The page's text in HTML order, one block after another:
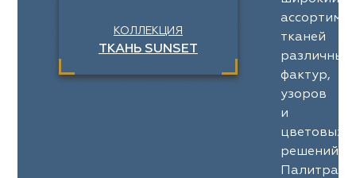
КОЛЛЕКЦИЯ
ТКАНЬ SUNSET
тканей
различных
фактур,
узоров
и
цветовых
решений.
Палитра